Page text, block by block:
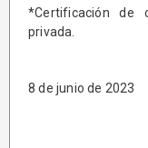
*Certificación de
privada.
8 de junio de 2023